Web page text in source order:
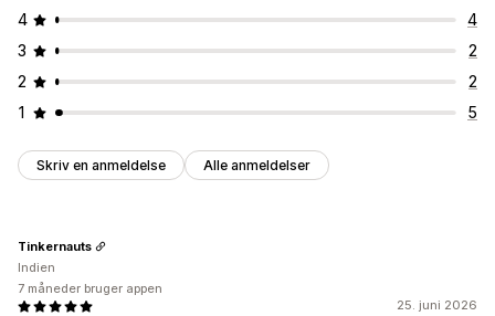
4
4
3
2
2
2
1
5
Skriv en anmeldelse Alle anmeldelser
25. juni 2026
Tinkernauts
Indien
7 måneder bruger appen